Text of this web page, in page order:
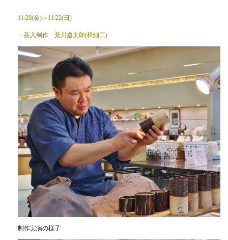
11/20(金)～11/22(日)
・茶入制作 荒川慶太郎(樺細工)
制作実演の様子